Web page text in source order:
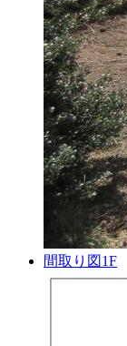
間取り図1F